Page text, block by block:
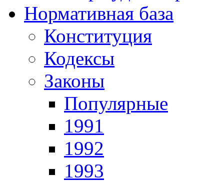
Нормативная база
Конституция
Кодексы
Законы
Популярные
1991
1992
1993